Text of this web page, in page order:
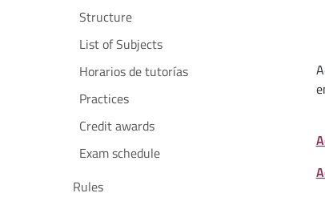
Structure
List of Subjects
Horarios de tutorías
Practices
Credit awards
Exam schedule
Rules